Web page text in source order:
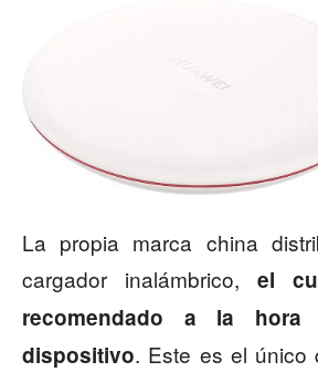
La propia marca china
cargador inalámbrico, el
recomendado a la
dispositivo. Este es el único